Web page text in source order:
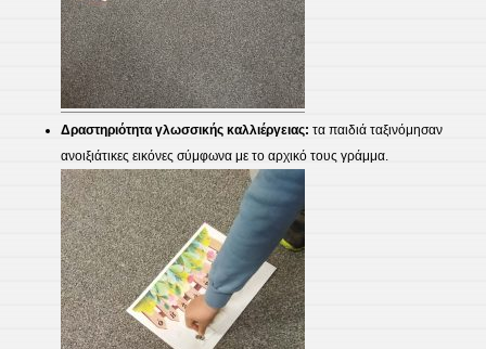
Δραστηριότητα γλωσσικής καλλιέργειας: τα παιδιά ταξινόμησαν
ανοιξιάτικες εικόνες σύμφωνα με το αρχικό τους γράμμα.